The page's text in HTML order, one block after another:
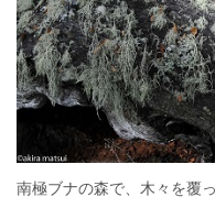
南極ブナの森で、木々を覆